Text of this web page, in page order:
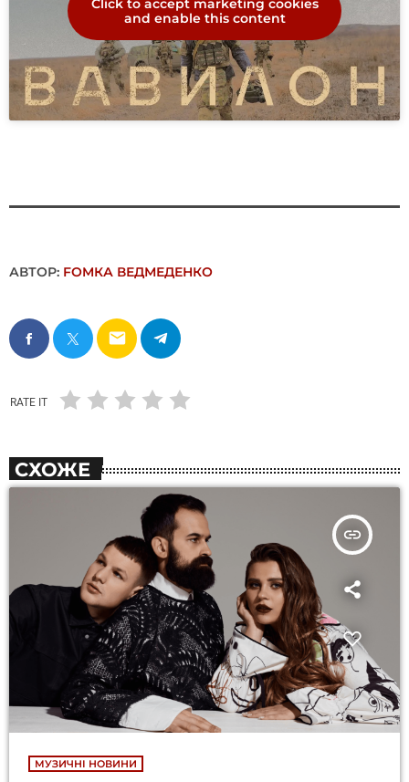
Click to accept marketing cookies
and enable this content
АВТОР: FОMКА ВЕДМЕДЕНКО
email
RATE IT
СХОЖЕ
insert_link
МУЗИЧНІ НОВИНИ